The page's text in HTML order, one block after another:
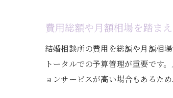
費用総額や月額相場を踏ま
結婚相談所の費用を総額や月額相
トータルでの予算管理が重要です
ョンサービスが高い場合もあるた